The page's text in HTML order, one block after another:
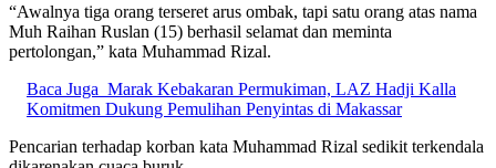
“Awalnya tiga orang terseret arus ombak, tapi satu orang atas nama
Muh Raihan Ruslan (15) berhasil selamat dan meminta
pertolongan,” kata Muhammad Rizal.
Baca Juga Marak Kebakaran Permukiman, LAZ Hadji Kalla
Komitmen Dukung Pemulihan Penyintas di Makassar
Pencarian terhadap korban kata Muhammad Rizal sedikit terkendala